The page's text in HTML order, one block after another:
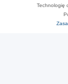
Technologię